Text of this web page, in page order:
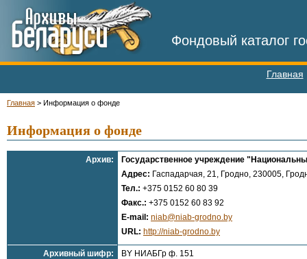
Фондовый каталог
Главная
Главная > Информация о фонде
Информация о фонде
Архив:
Государственное учреждение
Адрес: Гаспадарчая, 21, Гродно, 230005,
Тел.: +375 0152 60 80 39
Факс.: +375 0152 60 83 92
E-mail: niab@niab-grodno.by
URL: http://niab-grodno.by
Архивный шифр:
BY НИАБГр ф. 151